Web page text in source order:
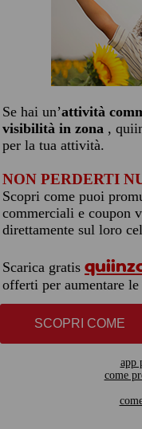
Se hai un’attività
visibilità in zona ,
per la tua attività.
NON PERDERTI
Scopri come puoi
commerciali e coupon
direttamente sul loro
Scarica gratis
offerti per aumentare
SCOPRI COME
app
come